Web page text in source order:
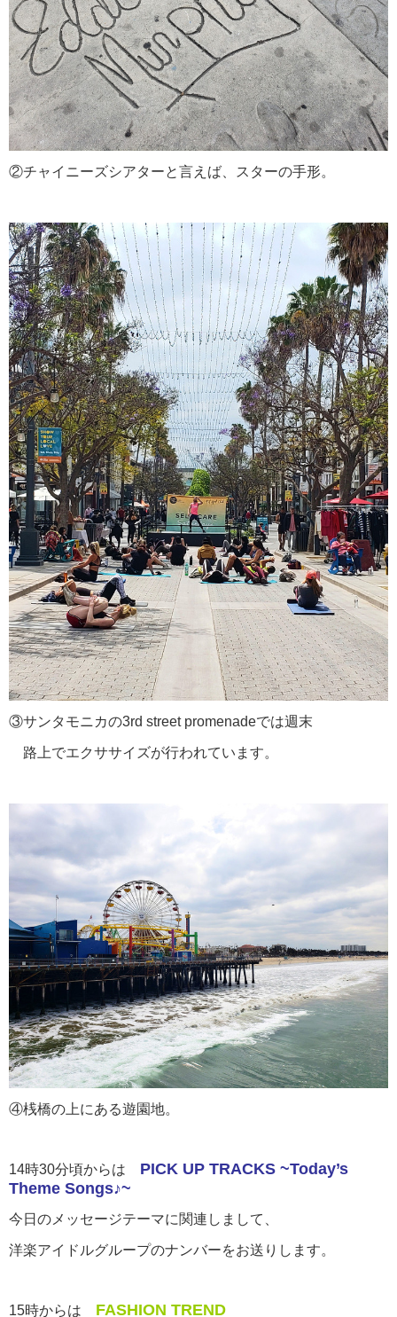
②チャイニーズシアターと言えば、スターの手形。
③サンタモニカの3rd street promenadeでは週末
路上でエクササイズが行われています。
④桟橋の上にある遊園地。
14時30分頃からは PICK UP TRACKS ~Today’s
Theme Songs♪~
今日のメッセージテーマに関連しまして、
洋楽アイドルグループのナンバーをお送りします。
15時からは FASHION TREND